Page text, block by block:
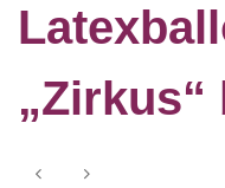
„Zirkus“